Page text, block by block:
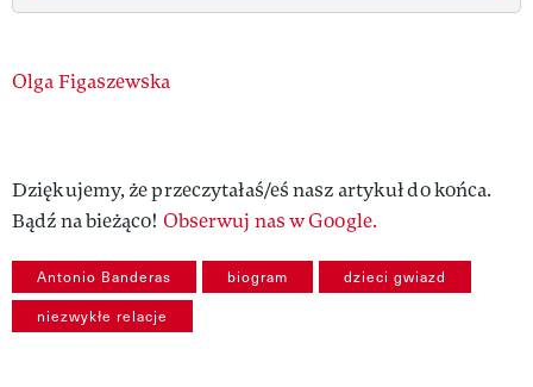
Authors
Olga Figaszewska
Dziękujemy, że przeczytałaś/eś nasz artykuł do końca.
Bądź na bieżąco! Obserwuj nas w Google.
Antonio Banderas biogram dzieci gwiazd
niezwykłe relacje